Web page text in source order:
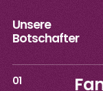
Unsere
Botschafter
01